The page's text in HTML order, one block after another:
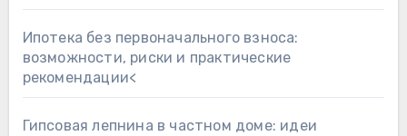
Ипотека без первоначального взноса:
возможности, риски и практические
рекомендации<
Гипсовая лепнина в частном доме: идеи